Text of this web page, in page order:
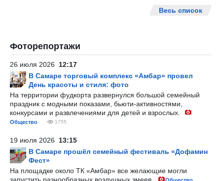
Весь список
Фоторепортажи
26 июля 2026 12:17
В Самаре торговый комплекс «Амбар» провел
День красоты и стиля: фото
На территории фудкорта развернулся большой семейный
праздник с модными показами, бьюти-активностями,
конкурсами и развлечениями для детей и взрослых.
Общество 1755
19 июля 2026 13:15
В Самаре прошёл семейный фестиваль «Дофамин
Фест»
На площадке около ТК «Амбар» все желающие могли